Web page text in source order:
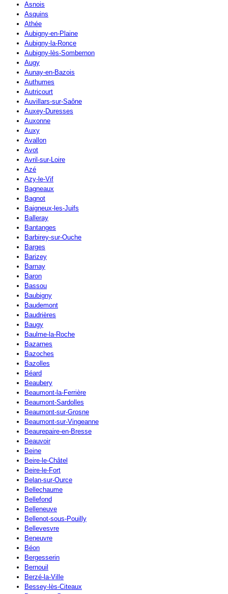
Asnois
Asquins
Athée
Aubigny-en-Plaine
Aubigny-la-Ronce
Aubigny-lès-Sombernon
Augy
Aunay-en-Bazois
Authumes
Autricourt
Auvillars-sur-Saône
Auxey-Duresses
Auxonne
Auxy
Avallon
Avot
Avril-sur-Loire
Azé
Azy-le-Vif
Bagneaux
Bagnot
Baigneux-les-Juifs
Balleray
Bantanges
Barbirey-sur-Ouche
Barges
Barizey
Barnay
Baron
Bassou
Baubigny
Baudemont
Baudrières
Baugy
Baulme-la-Roche
Bazarnes
Bazoches
Bazolles
Béard
Beaubery
Beaumont-la-Ferrière
Beaumont-Sardolles
Beaumont-sur-Grosne
Beaumont-sur-Vingeanne
Beaurepaire-en-Bresse
Beauvoir
Beine
Beire-le-Châtel
Beire-le-Fort
Belan-sur-Ource
Bellechaume
Bellefond
Belleneuve
Bellenot-sous-Pouilly
Bellevesvre
Beneuvre
Béon
Bergesserin
Bernouil
Berzé-la-Ville
Bessey-lès-Citeaux